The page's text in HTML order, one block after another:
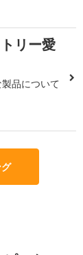
リー愛
品について